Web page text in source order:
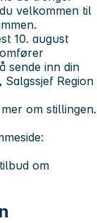
velkommen til
10. august
sende inn din
Region
om stillingen.
om